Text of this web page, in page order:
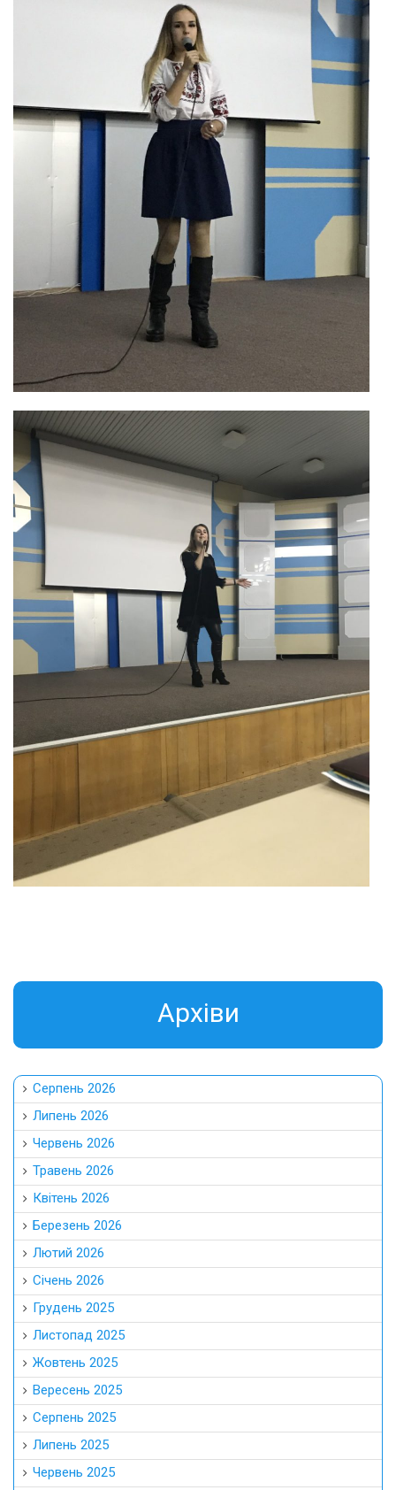
Aрхіви
Серпень 2026
Липень 2026
Червень 2026
Травень 2026
Квітень 2026
Березень 2026
Лютий 2026
Січень 2026
Грудень 2025
Листопад 2025
Жовтень 2025
Вересень 2025
Серпень 2025
Липень 2025
Червень 2025